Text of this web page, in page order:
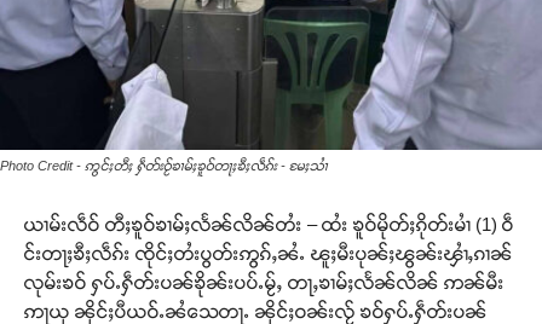
Photo Credit - ဢွင်ႈတီႈ ႁဵတ်းဝႂ်ၶၢမ်ႈၶူဝ်တႃႈၶီႈလဵၵ်း - မႄႈသၢႆ
ယၢမ်းလဵဝ် တီႈၶူဝ်ၶၢမ်ႈလႅၼ်လိၼ်တႆး – ထႆး ၶူဝ်မိုတ်ႈၵိုတ်းမၢႆ (1) ဝဵ
င်းတႃႈၶီႈလဵၵ်း ၸိုင်ႈတႆးပွတ်းဢွၵ်ႇၼႆႉ ၽူႈမီးပုၼ်ႈၽွၼ်းၾၢႆႇၵၢၼ်
လုမ်းၶဝ် ႁပ်ႉႁဵတ်းပၼ်ၶိုၼ်းပပ်ႉမႂ်ႇ တႃႇၶၢမ်ႈလႅၼ်လိၼ် ဢၼ်မီး
ဢႃယု ၼိုင်ႈပီယဝ်ႉၼႆသေတႃႉ ၼိုင်ႈဝၼ်းလႂ် ၶဝ်ႁပ်ႉႁဵတ်းပၼ်